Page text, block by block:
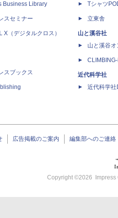
Business Library
スセミナー
X（デジタルクロス）
スブックス
Tシャツ
立東舎
山と溪谷社
山と溪谷オ
近代科学社
近代科学社
広告掲載のご案内 編集部へのご連絡
Copyright ©2026